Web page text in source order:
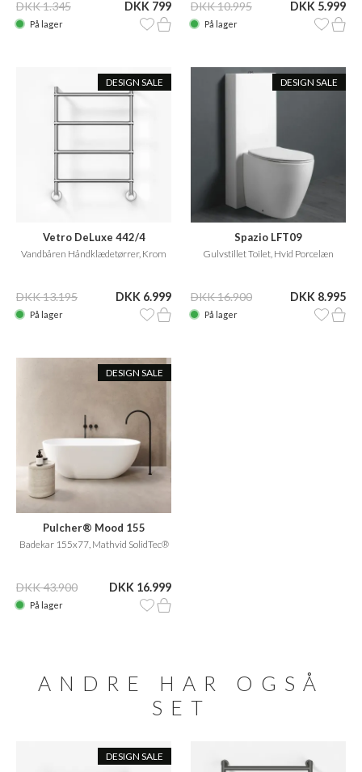
DKK 1.345 DKK 799
På lager
DKK 10.995 DKK 5.999
På lager
DESIGN SALE
Vetro DeLuxe 442/4
Vandbåren Håndklædetørrer, Krom
DKK 13.195 DKK 6.999
På lager
DESIGN SALE
Spazio LFT09
Gulvstillet Toilet, Hvid Porcelæn
DKK 16.900 DKK 8.995
På lager
DESIGN SALE
Pulcher® Mood 155
Badekar 155x77, Mathvid SolidTec®
DKK 43.900 DKK 16.999
På lager
ANDRE HAR OGSÅ
SET
DESIGN SALE